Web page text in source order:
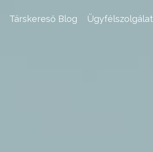
Társkereső Blog Ügyfélszolgálat